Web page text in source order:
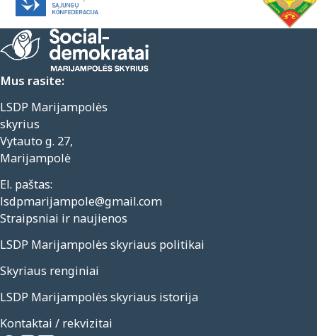
Mus rasite:
LSDP Marijampolės
skyrius
Vytauto g. 27,
Marijampolė
El. paštas:
lsdpmarijampole@gmail.com
Straipsniai ir naujienos
LSDP Marijampolės skyriaus politikai
Skyriaus renginiai
LSDP Marijampolės skyriaus istorija
Kontaktai / rekvizitai